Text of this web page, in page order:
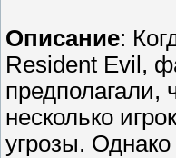
Описание:
Resident Evil,
предполагали,
несколько
угрозы.